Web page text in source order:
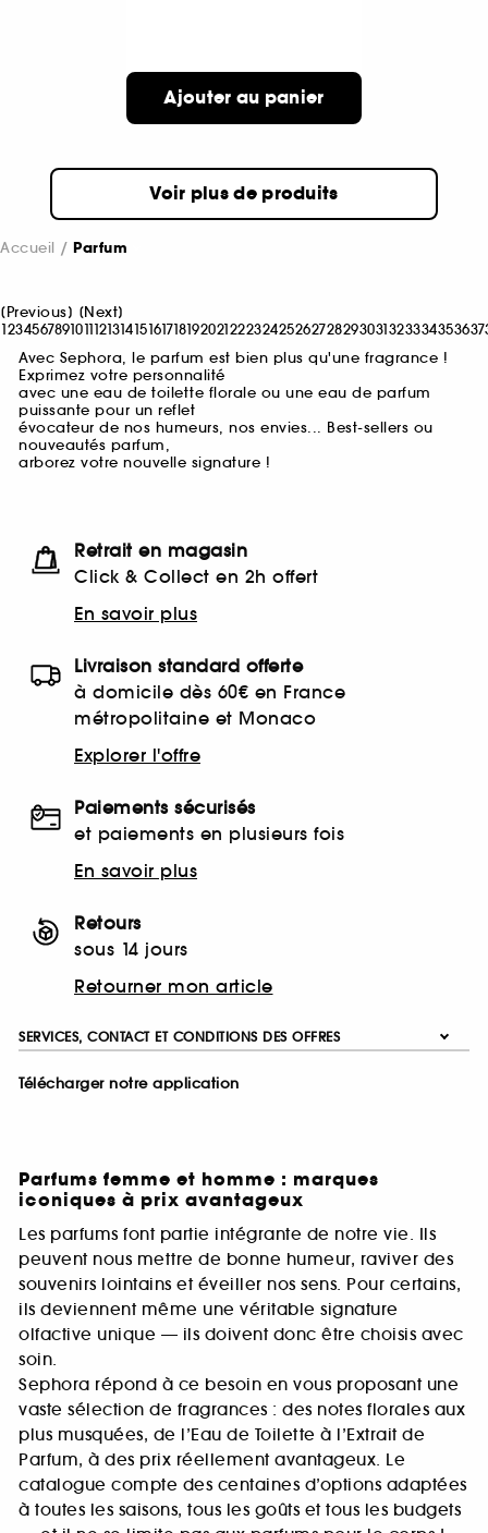
Ajouter au panier
Voir plus de produits
Accueil Parfum
[Previous] [Next]
12345678910111213141516171819202122232425262728293031323334353637
Avec Sephora, le parfum est bien plus qu'une fragrance !
Exprimez votre personnalité
avec une eau de toilette florale ou une eau de parfum
puissante pour un reflet
évocateur de nos humeurs, nos envies... Best-sellers ou
nouveautés parfum,
arborez votre nouvelle signature !
Retrait en magasin
Click & Collect en 2h offert
En savoir plus
Livraison standard offerte
à domicile dès 60€ en France
métropolitaine et Monaco
Explorer l'offre
Paiements sécurisés
et paiements en plusieurs fois
En savoir plus
Retours
sous 14 jours
Retourner mon article
SERVICES, CONTACT ET CONDITIONS DES OFFRES
Télécharger notre application
Parfums femme et homme : marques
iconiques à prix avantageux
Les parfums font partie intégrante de notre vie. Ils
peuvent nous mettre de bonne humeur, raviver des
souvenirs lointains et éveiller nos sens. Pour certains,
ils deviennent même une véritable signature
olfactive unique — ils doivent donc être choisis avec
soin.
Sephora répond à ce besoin en vous proposant une
vaste sélection de fragrances : des notes florales aux
plus musquées, de l’Eau de Toilette à l’Extrait de
Parfum, à des prix réellement avantageux. Le
catalogue compte des centaines d’options adaptées
à toutes les saisons, tous les goûts et tous les budgets